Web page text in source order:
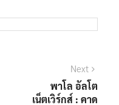
Next
พาโล อัลโต
เน็ตเวิร์กส์ : คาด